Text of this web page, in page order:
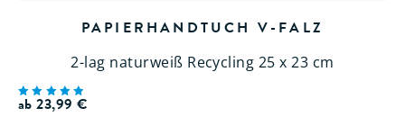
PAPIERHANDTUCH V-FALZ
2-lag naturweiß Recycling 25 x 23 cm
Bewertet
ab23,99€